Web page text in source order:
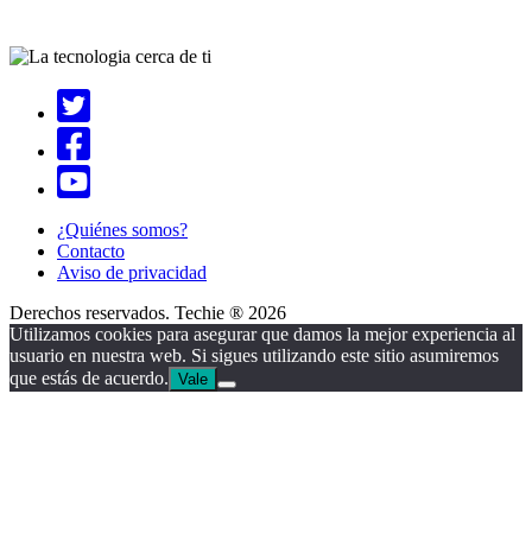
¿Quiénes somos?
Contacto
Aviso de privacidad
Derechos reservados. Techie ® 2026
Utilizamos cookies para asegurar que damos la mejor experiencia al
usuario en nuestra web. Si sigues utilizando este sitio asumiremos
que estás de acuerdo. Vale